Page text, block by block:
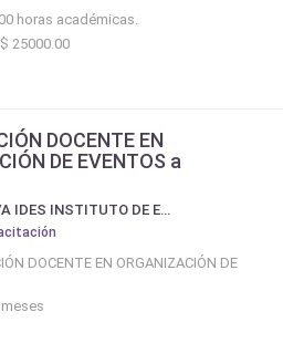
horas académicas.
25000.00
DOCENTE EN
DE EVENTOS a
RED EDUCATIVA IDES INSTITUTO DE ESTUDIOS SOCIALES DE BUENOS AIRES
DOCENTE EN ORGANIZACIÓN DE